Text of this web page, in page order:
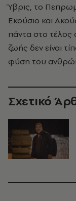
Ύβρις, το
Εκούσιο και
πάντα στο τέλος
ζωής δεν είναι
φύση του
Σχετικό